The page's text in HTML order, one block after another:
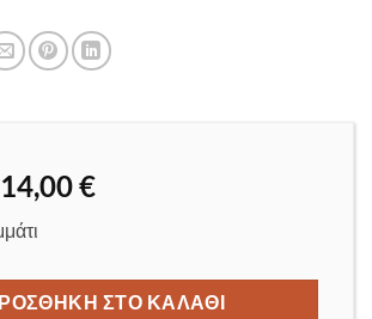
Original
price
was:
43,00 €.
14,00€Η
είναι:
14,00 €.
ΣΤΟ ΚΑΛΆΘΙ